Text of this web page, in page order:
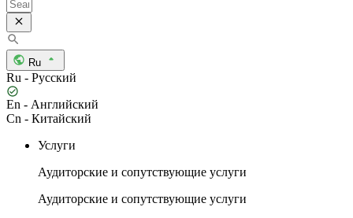
Ru
Ru - Русский
En - Английский
Cn - Китайский
Услуги
Аудиторские и сопутствующие услуги
Аудиторские и сопутствующие услуги